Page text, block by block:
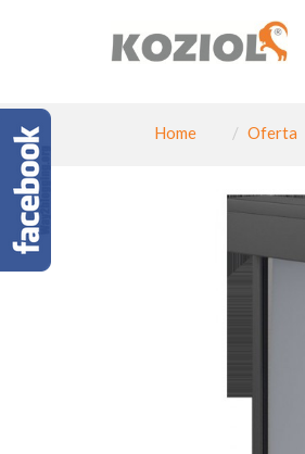
Home Oferta